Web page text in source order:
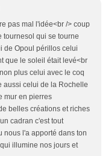
pas mal l'idée<br /> coup
tournesol qui se tourne
de Opoul périllos celui
que le soleil était levé<br
plus celui avec le coq
aussi celui de la Rochelle
mur en pierres
belles créations et riches
cadran c'est tout
nous l'a apporté dans ton
illumine nos jours et